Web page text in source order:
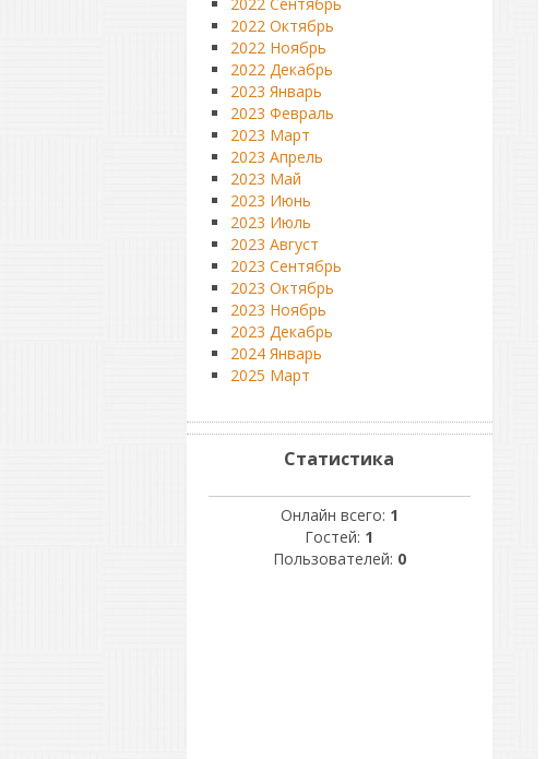
2022 Октябрь
2022 Ноябрь
2022 Декабрь
2023 Январь
2023 Февраль
2023 Март
2023 Апрель
2023 Май
2023 Июнь
2023 Июль
2023 Август
2023 Сентябрь
2023 Октябрь
2023 Ноябрь
2023 Декабрь
2024 Январь
2025 Март
Статистика
Онлайн всего: 1
Гостей: 1
Пользователей: 0